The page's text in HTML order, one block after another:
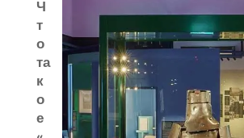
Ч
т
о
та
к
о
е